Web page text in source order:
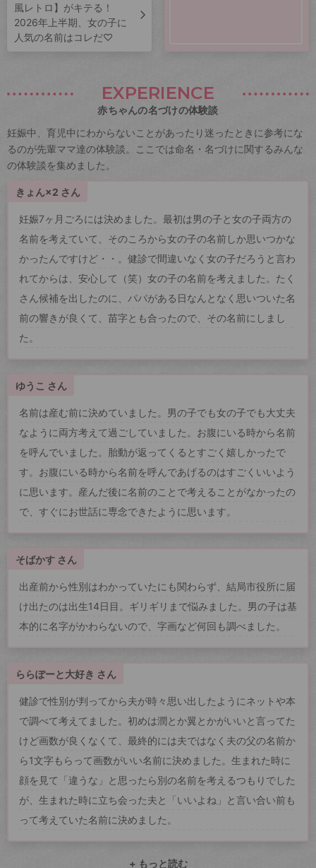
風レトロ】がキテる！
2026年上半期、女の子に
人気の名前はコレだ♡
EXPERIENCE
赤ちゃんの名づけの体験談
妊娠中、育児中にわからないことがあったり迷ったときに参考にな
るのが先輩ママ達の体験談。ここでは命名・名づけに関するみんな
の体験談を集めました。
きょん×2 さん
妊娠7ヶ月ごろには決めました。最初は男の子と女の子両方の
名前を考えていて、そのころから女の子の名前しか思いつかな
かったんですけど・・。健診で間違いなく女の子だろうと言わ
れてからは、安心して（笑）女の子の名前を考えました。たく
さん候補を出したのに、パパがある日なんとなく思いついた名
前の響きが良くて、苗字とも合ったので、その名前にしまし
た。
ゆうこ さん
名前は産む前に決めていました。男の子でも女の子でも大丈夫
なように両方考えて過ごしていました。お腹にいる時から名前
を呼んでいました。胎動が返ってくるとすごく嬉しかったで
す。お腹にいる時から名前を呼んであげるのはすごくいいよう
に思います。産んだ後に名前のことで考えることがなかったの
で、すぐにお世話に専念できたように思います。
そばかす さん
出産前から性別はわかっていたにも関わらず、結局市役所に届
け出たのは出生14日目。ギリギリまで悩みました。男の子は基
本的に名字がかわらないので、字画など何回も調べました。
ららぽーと大好き さん
健診で性別が判ってから夫が時々思い出したようにネットや本
で調べて考えてました。初めは潤とか翼とかがいいと言ってた
けど画数が良くなくて、最終的には夫ではなく夫の父の名前か
ら1文字もらって画数がいい名前に決めました。生まれた時に
顔を見て「違うな」と思ったら別の名前を考えるつもりでした
が、生まれた時に立ち会った夫と「いいよね」と言い合い前も
って考えていた名前に決めました。
+ もっと読む